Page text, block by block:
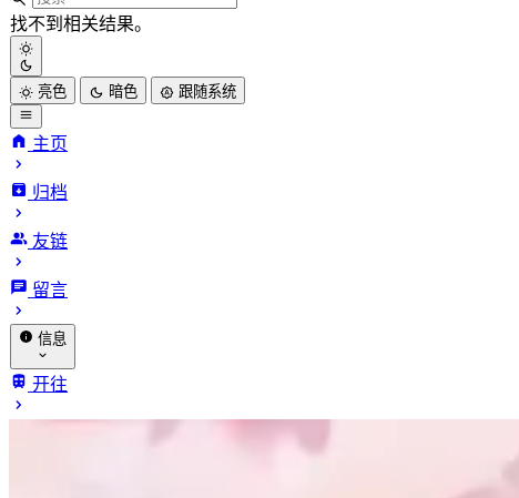
找不到相关结果。
亮色 暗色 跟随系统
主页
归档
友链
留言
信息
关于我
开往